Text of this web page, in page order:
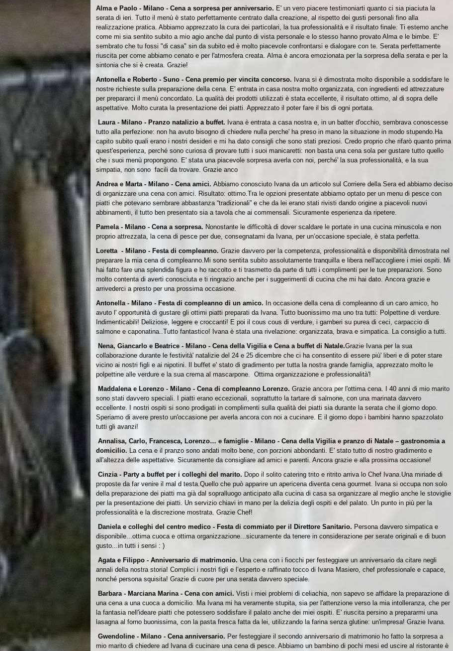
Alma e Paolo - Milano - Cena a sorpresa per anniversario. E' un vero piacere testimoniarti quanto ci sia piaciuta la
serata di ieri. Tutto il menù è stato perfettamente centrato dalla creazione, al rispetto dei gusti personali fino alla
realizzazione pratica. Abbiamo apprezzato la cura dei particolari, la tua professionalità e il risultato finale. Ti esterno anche
come mi sia sentito subito a mio agio anche dal punto di vista personale e lo stesso hanno provato Alma e le bimbe. E'
sembrato che tu fossi "di casa" sin da subito ed è molto piacevole confrontarsi e dialogare con te. Serata perfettamente
riuscita per come abbiamo cenato e per l'atmosfera creata. Alma è ancora emozionata per la sorpresa della serata e per la
sintonia che si è creata. Grazie!
Antonella e Roberto - Suno - Cena premio per vincita concorso. Ivana si è dimostrata molto disponibile a soddisfare le
nostre richieste sulla preparazione della cena. E' entrata in casa nostra molto organizzata, con ingredienti ed attrezzature
per prepararci il menù concordato. La qualità dei prodotti utilizzati è stata eccellente, il risultato ottimo, al di sopra delle
aspettative. Molto curata la presentazione dei piatti. Apprezzato il poter fare il bis di ogni portata.
Laura - Milano - Pranzo natalizio a buffet. Ivana è entrata a casa nostra e, in un batter d'occhio, sembrava conoscesse
tutto alla perfezione: non ha avuto bisogno di chiedere nulla perche' ha preso in mano la situazione in modo stupendo. Ha
capito subito quali erano i nostri desideri e mi ha dato consigli che sono stati preziosi. Credo proprio che rifarò quanto prima
quest'esperienza, perché sono curiosa di provare tutti i suoi manicaretti: non basta una cena sola per gustare tutto quello
che i suoi menù propongono. E' stata una piacevole sorpresa averla con noi, perché' la sua professionalità, e la sua
simpatia, non sono facili da trovare. Grazie anco
Andrea e Marta - Milano - Cena amici. Abbiamo conosciuto Ivana da un articolo sul Corriere della Sera ed abbiamo deciso
di organizzare una cena con amici. Risultato: ottimo.Tra le opzioni presentate abbiamo optato per un menu di pesce con
piatti che potevano sembrare abbastanza “tradizionali” e che da lei erano stati rivisti dando origine a piacevoli nuovi
abbinamenti, il tutto ben presentato sia a tavola che ai commensali. Sicuramente esperienza da ripetere.
Pamela - Milano - Cena a sorpresa. Nonostante le difficoltà di dover scaldare le portate in una cucina minuscola e non
proprio attrezzata, la cena di pesce per due, consegnatami da Ivana, per un’occasione speciale, è stata perfetta.
Loretta - Milano - Festa di compleanno. Grazie davvero per la competenza, professionalità e disponibilità dimostrata nel
preparare la mia cena di compleanno.Mi sono sentita subito assolutamente tranquilla e libera nell'accogliere i miei ospiti. Mi
hai fatto fare una splendida figura e ho raccolto e ti trasmetto da parte di tutti i complimenti per le tue preparazioni. Sono
molto contenta di averti conosciuta e ti ringrazio anche per i suggerimenti di cucina che mi hai dato. Ancora grazie e
arrivederci a presto per una prossima occasione.
Antonella - Milano - Festa di compleanno di un amico. In occasione della cena di compleanno di un caro amico, ho
avuto l' opportunità di gustare gli ottimi piatti preparati da Ivana. Tutto buonissimo ma uno tra tutti: Polpettine di verdure.
Indimenticabili! Deliziose, leggere e croccanti! E poi il cous cous di verdure, i gamberi su purea di ceci, carpaccio di
salmone e caponatina..Tutto fantastico! Ivana è stata una rivelazione: organizzata, brava e simpatica. La consiglio a tutti.
Nena, Giancarlo e Beatrice - Milano - Cena della Vigilia e Cena a buffet di Natale.Grazie Ivana per la sua
collaborazione durante le festività' natalizie del 24 e 25 dicembre che ci ha consentito di essere più' liberi e di poter stare
vicino ai nostri figli e ai nipotini. Il buffet e' stato di gradimento per tutta la nostra grande famiglia, apprezzato molto le
polpettine alle verdure e la sua crema al mascarpone. Ottima organizzazione e professionalità'!
Maddalena e Lorenzo - Milano - Cena di compleanno Lorenzo. Grazie ancora per l'ottima cena. I 40 anni di mio marito
sono stati davvero speciali. I piatti erano eccezionali, soprattutto la tartare di salmone, con una marinata davvero
eccellente. I nostri ospiti si sono prodigati in complimenti sulla qualità dei piatti sia durante la serata che il giorno dopo.
Speriamo di avere presto un'occasione per averla ancora con noi a cucinare. E il giorno dopo i bambini hanno spazzolato
tutti gli avanzi!
Annalisa, Carlo, Francesca, Lorenzo… e famiglie - Milano - Cena della Vigilia e pranzo di Natale – gastronomia a
domicilio. La cena e il pranzo sono andati molto bene, con porzioni abbondanti. E' stato tutto di nostro gradimento e
all'altezza delle aspettative. Sicuramente da consigliare ad amici e parenti. Ancora grazie e alla prossima occasione!
Cinzia - Party a buffet per i colleghi del marito. Dopo il solito catering trito e ritrito arriva lo Chef Ivana.Una miriade di
proposte da far venire il mal d testa.Quello che può apparire un apericena diventa cena gourmet. Ivana si occupa non solo
della preparazione dei piatti ma già dal sopralluogo anticipato alla cucina di casa sa organizzare al meglio anche le stoviglie
per la presentazione dei piatti. Un servizio chiavi in mano per la delizia degli ospiti e del palato. Un punto in più per la
professionalità e la discrezione mostrata. Grazie Chef!
Daniela e colleghi del centro medico - Festa di commiato per il Direttore Sanitario. Persona davvero simpatica e
disponibile...ottima cuoca e ottima organizzazione...sicuramente da tenere in considerazione per serate originali e di buon
gusto...in tutti i sensi : )
Agata e Filippo - Anniversario di matrimonio. Una cena con i fiocchi per festeggiare un anniversario da citare negli
annali della nostra storia! Complici i nostri figli e l’esperto e raffinato tocco di Ivana Masiero, chef professionale e capace,
nonché persona squisita! Grazie di cuore per una serata davvero speciale.
Barbara - Marciana Marina - Cena con amici. Visti i miei problemi di celiachia, non sapevo se affidare la preparazione di
una cena a una cuoca a domicilio. Ma Ivana mi ha veramente stupita, sia per l'attenzione verso la mia intolleranza, che per
la fantasia nell'ideare piatti che potessero soddisfare il palato anche dei miei ospiti. E' riuscita persino a prepararmi una
lasagna al forno buonissima, con la pasta fresca fatta da lei, utilizzando la farina senza glutine: un'impresa! Grazie Ivana.
Gwendoline - Milano - Cena anniversario. Per festeggiare il secondo anniversario di matrimonio ho fatto la sorpresa a
mio marito di chiedere ad Ivana di cucinare una cena di pesce. Abbiamo un bambino di pochi mesi ed uscire al ristorante è